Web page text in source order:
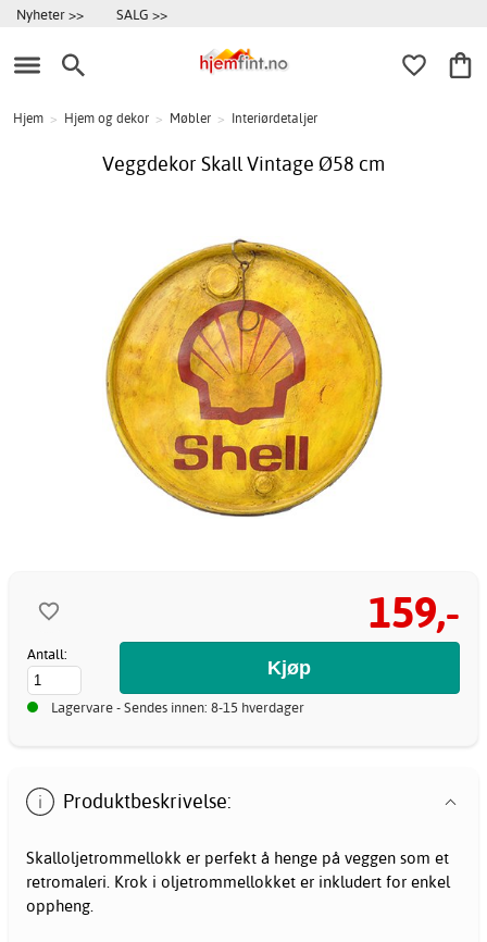
Nyheter >> SALG >>
Hjem > Hjem og dekor > Møbler > Interiørdetaljer
Veggdekor Skall Vintage Ø58 cm
159,-
Antall:
Lagervare - Sendes innen: 8-15 hverdager
Produktbeskrivelse:
Skalloljetrommellokk er perfekt å henge på veggen som et
retromaleri. Krok i oljetrommellokket er inkludert for enkel
oppheng.